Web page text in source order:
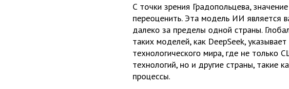
С точки зрения Градопольцева,
переоценить. Эта модель ИИ является
далеко за пределы одной страны.
таких моделей, как DeepSeek,
технологического мира, где не только
технологий, но и другие страны, такие
процессы.